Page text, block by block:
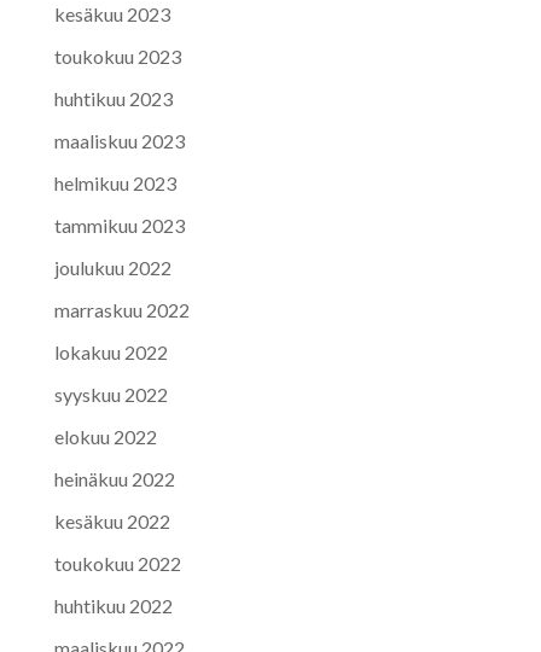
kesäkuu 2023
toukokuu 2023
huhtikuu 2023
maaliskuu 2023
helmikuu 2023
tammikuu 2023
joulukuu 2022
marraskuu 2022
lokakuu 2022
syyskuu 2022
elokuu 2022
heinäkuu 2022
kesäkuu 2022
toukokuu 2022
huhtikuu 2022
maaliskuu 2022